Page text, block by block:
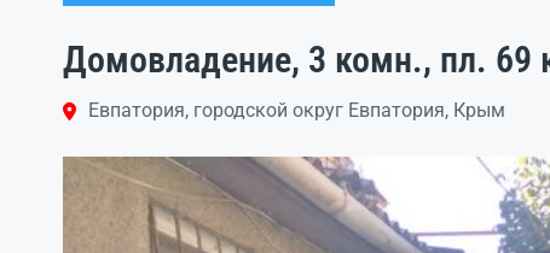
Домовладение, 3 комн., пл. 69
Евпатория, городской округ Евпатория, Крым